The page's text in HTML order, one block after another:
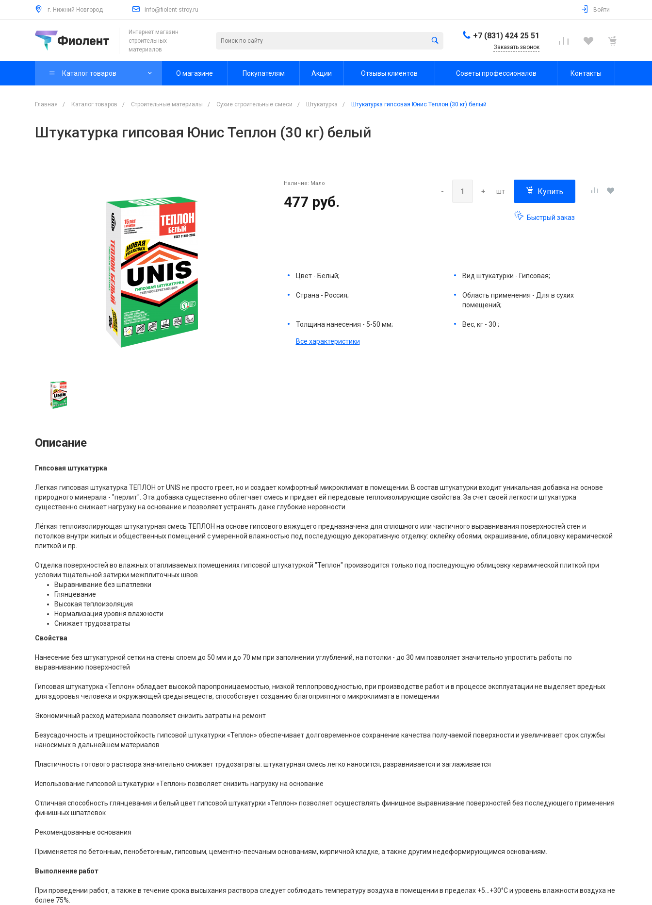
г. Нижний Новгород info@fiolent-stroy.ru Войти
Интернет магазин
строительных
материалов
+7 (831) 424 25 51
Заказать звонок
Каталог товаров О магазине Покупателям Акции Отзывы клиентов Советы профессионалов Контакты
Главная / Каталог товаров / Строительные материалы / Сухие строительные смеси / Штукатурка / Штукатурка гипсовая Юнис Теплон (30 кг) белый
Штукатурка гипсовая Юнис Теплон (30 кг) белый
Наличие: Мало
477 руб.
- + шт Купить
Быстрый заказ
Цвет - Белый; Вид штукатурки - Гипсовая;
Страна - Россия;
Область применения - Для в сухих
помещений;
Толщина нанесения - 5-50 мм; Вес, кг - 30 ;
Все характеристики
Описание
Гипсовая штукатурка
Легкая гипсовая штукатурка ТЕПЛОН от UNIS не просто греет, но и создает комфортный микроклимат в помещении. В состав штукатурки входит уникальная добавка на основе
природного минерала - "перлит". Эта добавка существенно облегчает смесь и придает ей передовые теплоизолирующие свойства. За счет своей легкости штукатурка
существенно снижает нагрузку на основание и позволяет устранять даже глубокие неровности.
Лёгкая теплоизолирующая штукатурная смесь ТЕПЛОН на основе гипсового вяжущего предназначена для сплошного или частичного выравнивания поверхностей стен и
потолков внутри жилых и общественных помещений с умеренной влажностью под последующую декоративную отделку: оклейку обоями, окрашивание, облицовку керамической
плиткой и пр.
Отделка поверхностей во влажных отапливаемых помещениях гипсовой штукатуркой "Теплон" производится только под последующую облицовку керамической плиткой при
условии тщательной затирки межплиточных швов.
Выравнивание без шпатлевки
Глянцевание
Высокая теплоизоляция
Нормализация уровня влажности
Снижает трудозатраты
Свойства
Нанесение без штукатурной сетки на стены слоем до 50 мм и до 70 мм при заполнении углублений, на потолки - до 30 мм позволяет значительно упростить работы по
выравниванию поверхностей
Гипсовая штукатурка «Теплон» обладает высокой паропроницаемостью, низкой теплопроводностью, при производстве работ и в процессе эксплуатации не выделяет вредных
для здоровья человека и окружающей среды веществ, способствует созданию благоприятного микроклимата в помещении
Экономичный расход материала позволяет снизить затраты на ремонт
Безусадочность и трещиностойкость гипсовой штукатурки «Теплон» обеспечивает долговременное сохранение качества получаемой поверхности и увеличивает срок службы
наносимых в дальнейшем материалов
Пластичность готового раствора значительно снижает трудозатраты: штукатурная смесь легко наносится, разравнивается и заглаживается
Использование гипсовой штукатурки «Теплон» позволяет снизить нагрузку на основание
Отличная способность глянцевания и белый цвет гипсовой штукатурки «Теплон» позволяет осуществлять финишное выравнивание поверхностей без последующего применения
финишных шпатлевок
Рекомендованные основания
Применяется по бетонным, пенобетонным, гипсовым, цементно-песчаным основаниям, кирпичной кладке, а также другим недеформирующимся основаниям.
Выполнение работ
При проведении работ, а также в течение срока высыхания раствора следует соблюдать температуру воздуха в помещении в пределах +5...+30°С и уровень влажности воздуха не
более 75%.